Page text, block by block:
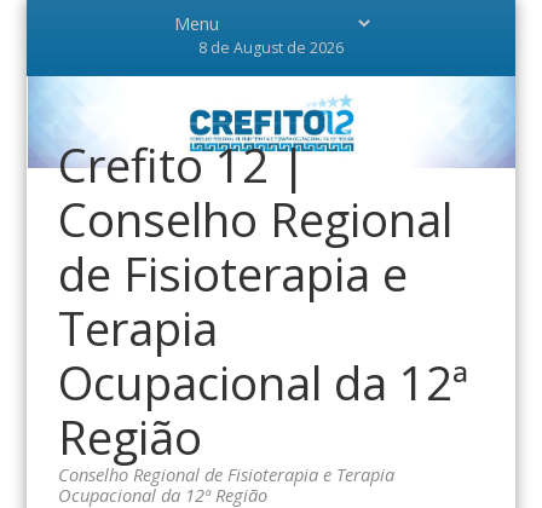
8 de August de 2026
Crefito 12 |
Conselho Regional
de Fisioterapia e
Terapia
Ocupacional da 12ª
Região
Conselho Regional de Fisioterapia e Terapia
Ocupacional da 12ª Região